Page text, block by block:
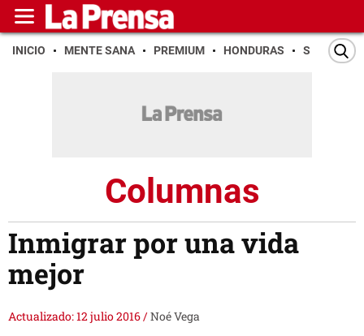
INICIO MENTE SANA PREMIUM HONDURAS SAN PEDRO
Columnas
Inmigrar por una vida
mejor
Actualizado: 12 julio 2016/Noé Vega